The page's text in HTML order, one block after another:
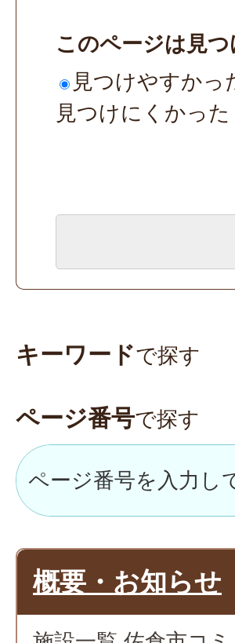
このページは見
見つけやすかっ
見つけにくかった
キーワードで探す
ページ番号で探す
概要・お知らせ